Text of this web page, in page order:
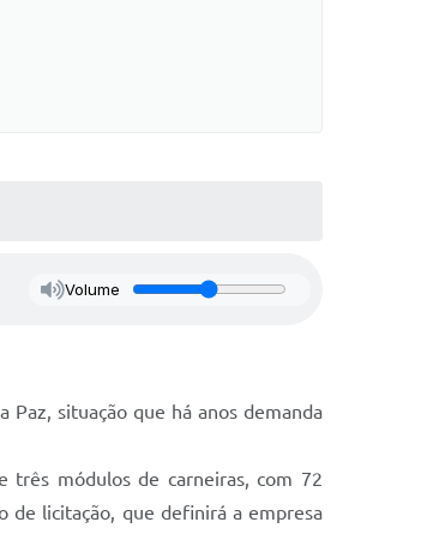
Volume
situação que há anos demanda
três módulos de carneiras, com 72
de licitação, que definirá a empresa